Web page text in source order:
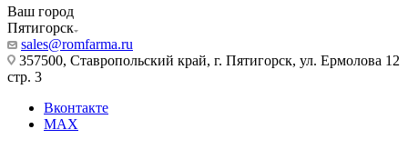
Ваш город
Пятигорск
sales@romfarma.ru
357500, Ставропольский край, г. Пятигорск, ул. Ермолова 12
стр. 3
Вконтакте
MAX